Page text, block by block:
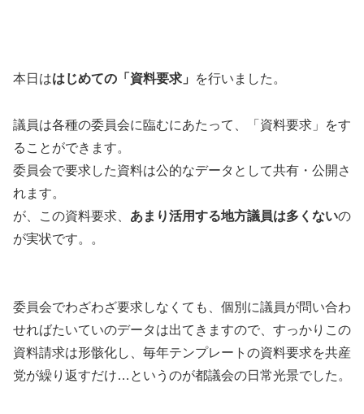
本日ははじめての「資料要求」 を行いました。
議員は各種の委員会に臨むにあたって、「資料要求」をす
ることができます。
委員会で要求した資料は公的なデータとして共有・公開さ
れます。
が、この資料要求、 あまり活用する地方議員は多くないの
が実状です。。
委員会でわざわざ要求しなくても、個別に議員が問い合わ
せればたいていのデータは出てきますので、すっかりこの
資料請求は形骸化し、毎年テンプレートの資料要求を共産
党が繰り返すだけ…というのが都議会の日常光景でした。